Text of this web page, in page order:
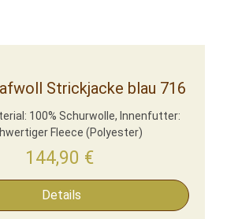
Strickjacke blau 716
100% Schurwolle, Innenfutter:
Fleece (Polyester)
144,90 €
Details